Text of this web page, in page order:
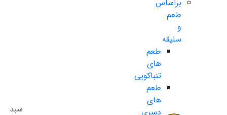
براساس
طعم
و
سلیقه
طعم
های
تنباکویی
طعم
های
دسری
سبد